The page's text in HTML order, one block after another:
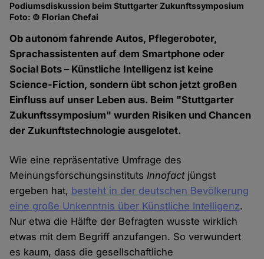
Podiumsdiskussion beim Stuttgarter Zukunftssymposium
Foto: © Florian Chefai
Ob autonom fahrende Autos, Pflegeroboter,
Sprachassistenten auf dem Smartphone oder
Social Bots – Künstliche Intelligenz ist keine
Science-Fiction, sondern übt schon jetzt großen
Einfluss auf unser Leben aus. Beim "Stuttgarter
Zukunftssymposium" wurden Risiken und Chancen
der Zukunftstechnologie ausgelotet.
Wie eine repräsentative Umfrage des
MeinungsforschungsinstitutsInnofactjüngst
ergeben hat, besteht in der deutschen Bevölkerung
eine große Unkenntnis über Künstliche Intelligenz.
Nur etwa die Hälfte der Befragten wusste wirklich
etwas mit dem Begriff anzufangen. So verwundert
es kaum, dass die gesellschaftliche